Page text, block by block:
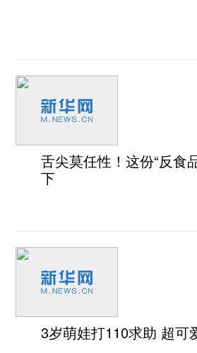
舌尖莫任性！这份“反食
下
3岁萌娃打110求助 超可